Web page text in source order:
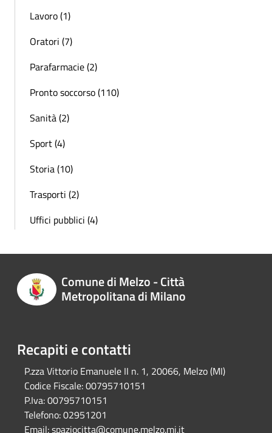
Lavoro (1)
Oratori (7)
Parafarmacie (2)
Pronto soccorso (110)
Sanità (2)
Sport (4)
Storia (10)
Trasporti (2)
Uffici pubblici (4)
Comune di Melzo - Città
Metropolitana di Milano
Recapiti e contatti
P.zza Vittorio Emanuele II n. 1, 20066, Melzo (MI)
Codice Fiscale:00795710151
P.Iva:00795710151
Telefono:02951201
Email:spaziocitta@comune.melzo.mi.it